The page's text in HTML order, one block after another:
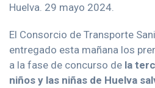
Huelva. 29 mayo 2024.
El Consorcio de Transporte
entregado esta mañana los
a la fase de concurso de la
niños y las niñas de Huelva